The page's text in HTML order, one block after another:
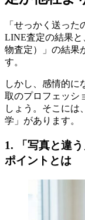
「せっかく送っ
LINE査定の結果
物査定）」の結果
す。
しかし、感情的に
取のプロフェッシ
しょう。そこには
学」があります。
1. 「写真と違
ポイントとは